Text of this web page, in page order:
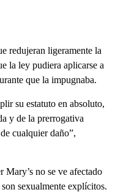
redujeran ligeramente la
la ley pudiera aplicarse a
que la impugnaba.
su estatuto en absoluto,
y de la prerrogativa
cualquier daño”,
no se ve afectado
sexualmente explícitos.